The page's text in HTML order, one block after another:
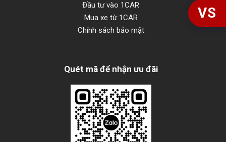
Đầu tư vào 1CAR
Mua xe từ 1CAR
Chính sách bảo mật
Quét mã để nhận ưu đãi
VS